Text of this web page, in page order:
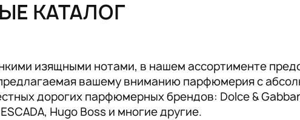
Аксессуары RENI
КАТАЛОГ
изящными нотами, в нашем ассортименте
вашему вниманию парфюмерия с
дорогих парфюмерных брендов: Dolce &
Hugo Boss и многие другие.